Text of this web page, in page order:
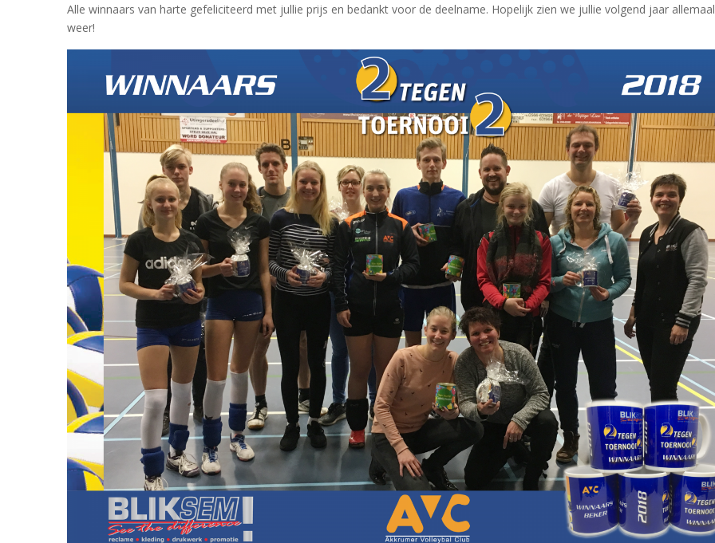
Alle winnaars van harte gefeliciteerd met jullie prijs en bedankt voor de deelname. Hopelijk zien we jullie volgend jaar allemaal
weer!